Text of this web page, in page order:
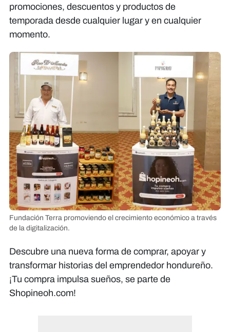
promociones, descuentos y productos de
temporada desde cualquier lugar y en cualquier
momento.
Fundación Terra promoviendo el crecimiento económico a través
de la digitalización.
Descubre una nueva forma de comprar, apoyar y
transformar historias del emprendedor hondureño.
¡Tu compra impulsa sueños, se parte de
Shopineoh.com!